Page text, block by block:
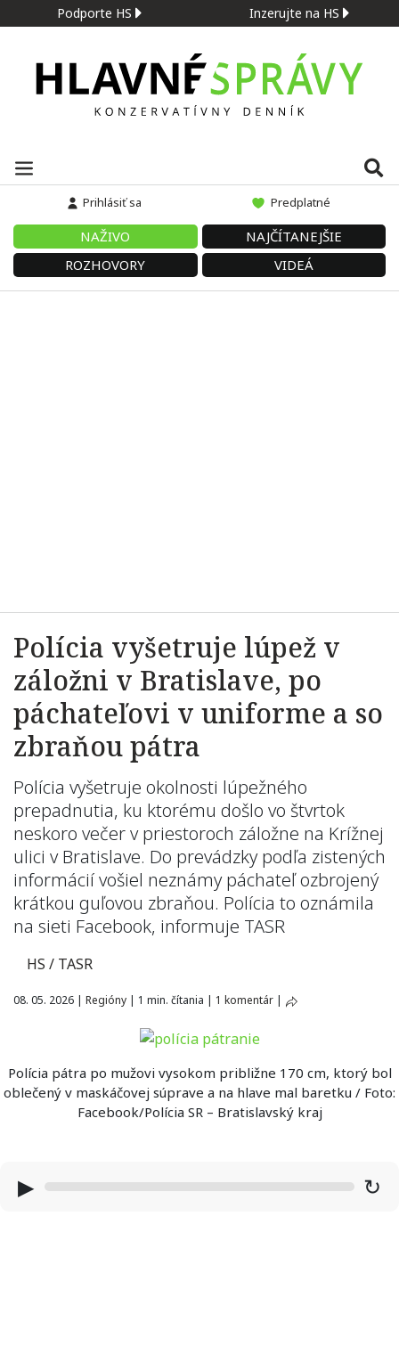
Podporte HS Inzerujte na HS
Prihlásiť sa Predplatné
NAŽIVO
NAJČÍTANEJŠIE
ROZHOVORY
VIDEÁ
Polícia vyšetruje lúpež v
záložni v Bratislave, po
páchateľovi v uniforme a so
zbraňou pátra
Polícia vyšetruje okolnosti lúpežného
prepadnutia, ku ktorému došlo vo štvrtok
neskoro večer v priestoroch záložne na Krížnej
ulici v Bratislave. Do prevádzky podľa zistených
informácií vošiel neznámy páchateľ ozbrojený
krátkou guľovou zbraňou. Polícia to oznámila
na sieti Facebook, informuje TASR
HS / TASR
08. 05. 2026 | Regióny | 1 min. čítania | 1 komentár |
Polícia pátra po mužovi vysokom približne 170 cm, ktorý bol
oblečený v maskáčovej súprave a na hlave mal baretku / Foto:
Facebook/Polícia SR – Bratislavský kraj
▶ ↻